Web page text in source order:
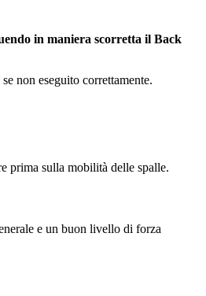
in maniera scorretta il Back
non eseguito correttamente.
prima sulla mobilità delle spalle.
e un buon livello di forza